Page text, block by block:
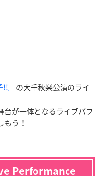
』 の大千秋楽公演のライ
が一体となるライブパフ
う！
Performance